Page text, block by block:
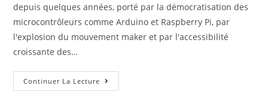
depuis quelques années, porté par la démocratisation des
microcontrôleurs comme Arduino et Raspberry Pi, par
l'explosion du mouvement maker et par l'accessibilité
croissante des…
Continuer La Lecture